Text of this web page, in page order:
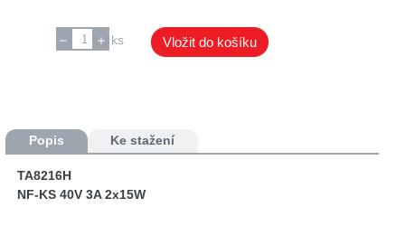
ks Vložit do košíku
Popis Ke stažení
TA8216H
NF-KS 40V 3A 2x15W